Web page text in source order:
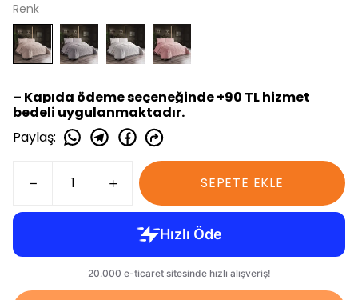
Renk
– Kapıda ödeme seçeneğinde +90 TL hizmet
bedeli uygulanmaktadır.
Paylaş:
SEPETE EKLE